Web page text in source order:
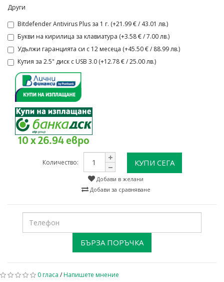
Други
Bitdefender Antivirus Plus за 1 г. (+21.99 € / 43.01 лв.)
Букви на кирилица за клавиатура (+3.58 € / 7.00 лв.)
Удължи гаранцията си с 12 месеца (+45.50 € / 88.99 лв.)
Кутия за 2.5" диск с USB 3.0 (+12.78 € / 25.00 лв.)
10 x 26.94 евро
Количество: КУПИ СЕГА
Добави в желани
Добави за сравняване
БЪРЗА ПОРЪЧКА
0 гласа /Напишете мнение